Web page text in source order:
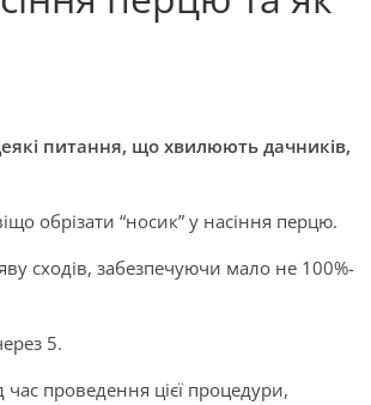
питання, що хвилюють дачників,
обрізати “носик” у насіння перцю.
сходів, забезпечуючи мало не 100%-
5.
проведення цієї процедури,